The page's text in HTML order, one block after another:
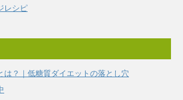
レシピ
は？｜低糖質ダイエットの落とし穴